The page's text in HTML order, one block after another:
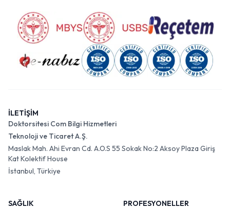
İLETİŞİM
Doktorsitesi Com Bilgi Hizmetleri
Teknoloji ve Ticaret A.Ş.
Maslak Mah. Ahi Evran Cd. A.O.S 55 Sokak No:2 Aksoy Plaza Giriş
Kat Kolektif House
İstanbul, Türkiye
SAĞLIK
PROFESYONELLER